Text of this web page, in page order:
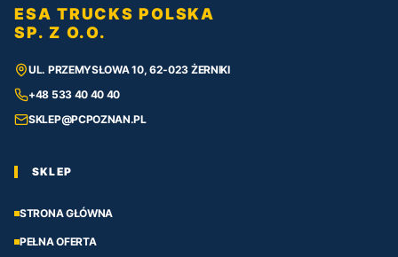
ESA TRUCKS POLSKA
SP. Z O.O.
UL. PRZEMYSŁOWA 10, 62-023 ŻERNIKI
+48 533 40 40 40
SKLEP@PCPOZNAN.PL
SKLEP
STRONA GŁÓWNA
PEŁNA OFERTA